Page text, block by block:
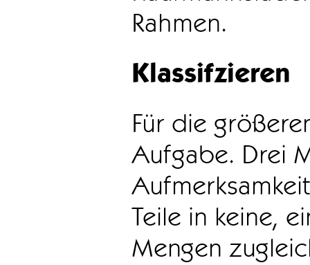
Rahmen.
Klassifzieren
Für die
Aufgabe. Drei
Teile in keine,
Mengen